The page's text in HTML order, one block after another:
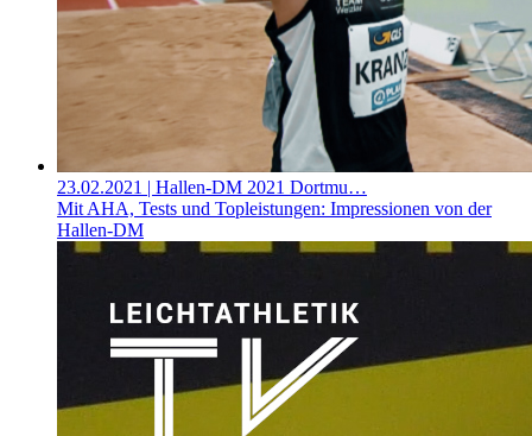
23.02.2021 | Hallen-DM 2021 Dortmu…
Mit AHA, Tests und Topleistungen: Impressionen von der
Hallen-DM